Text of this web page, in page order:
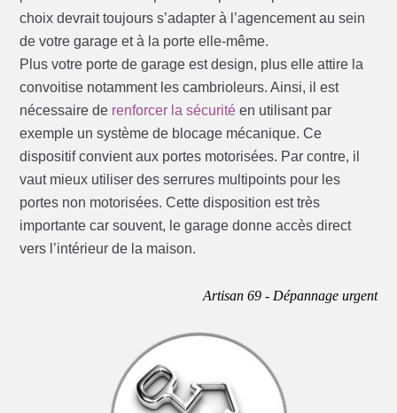
choix devrait toujours s’adapter à l’agencement au sein
de votre garage et à la porte elle-même.
Plus votre porte de garage est design, plus elle attire la
convoitise notamment les cambrioleurs. Ainsi, il est
nécessaire de renforcer la sécurité en utilisant par
exemple un système de blocage mécanique. Ce
dispositif convient aux portes motorisées. Par contre, il
vaut mieux utiliser des serrures multipoints pour les
portes non motorisées. Cette disposition est très
importante car souvent, le garage donne accès direct
vers l’intérieur de la maison.
Artisan 69 - Dépannage urgent